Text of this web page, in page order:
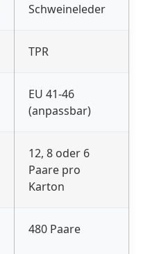
Schweineleder
TPR
EU 41-46
(anpassbar)
12, 8 oder 6
Paare pro
Karton
480 Paare